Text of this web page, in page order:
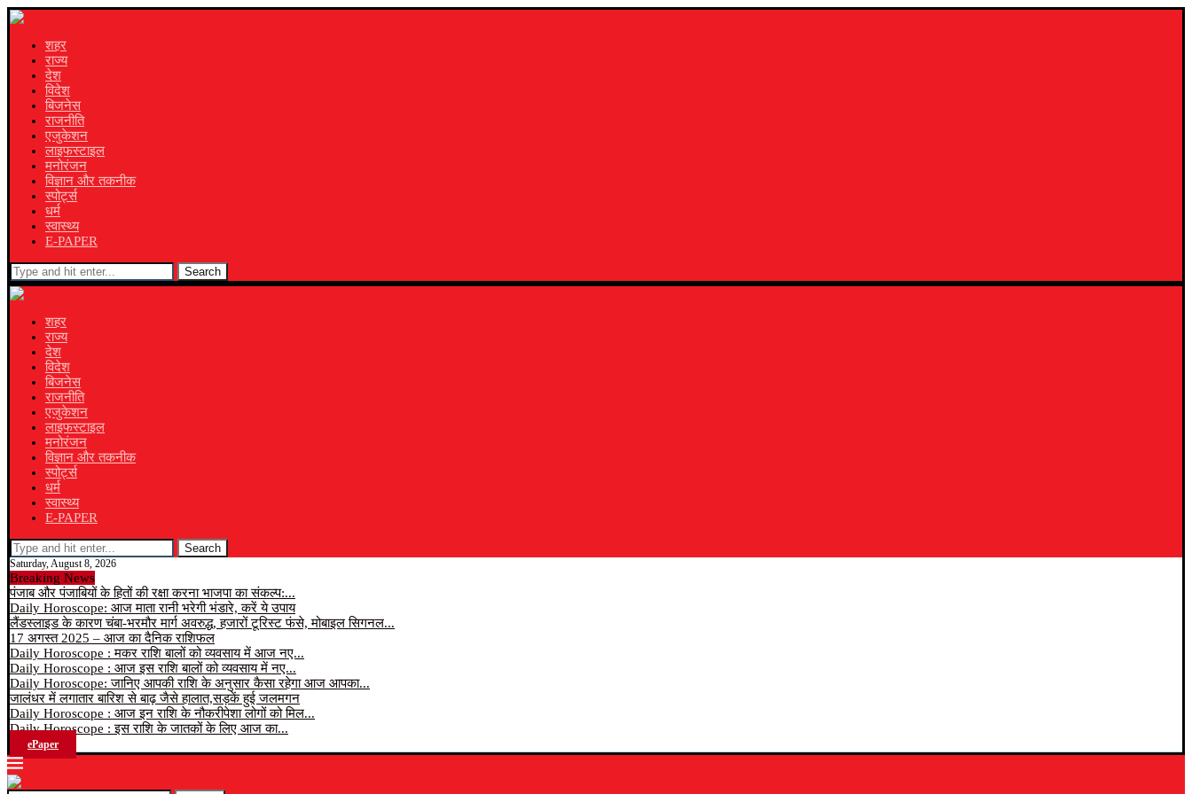
शहर
राज्य
देश
विदेश
बिजनेस
राजनीति
एजुकेशन
लाइफस्टाइल
मनोरंजन
विज्ञान और तकनीक
स्पोर्ट्स
धर्म
स्वास्थ्य
E-PAPER
Search
शहर
राज्य
देश
विदेश
बिजनेस
राजनीति
एजुकेशन
लाइफस्टाइल
मनोरंजन
विज्ञान और तकनीक
स्पोर्ट्स
धर्म
स्वास्थ्य
E-PAPER
Search
Saturday, August 8, 2026
Breaking News
पंजाब और पंजाबियों के हितों की रक्षा करना भाजपा का संकल्प:...
Daily Horoscope: आज माता रानी भरेगी भंडारे, करें ये उपाय
लैंडस्लाइड के कारण चंबा-भरमौर मार्ग अवरुद्ध, हजारों टूरिस्ट फंसे, मोबाइल सिगनल...
17 अगस्त 2025 – आज का दैनिक राशिफल
Daily Horoscope : मकर राशि बालों को व्यवसाय में आज नए...
Daily Horoscope : आज इस राशि बालों को व्यवसाय में नए...
Daily Horoscope: जानिए आपकी राशि के अनुसार कैसा रहेगा आज आपका...
जालंधर में लगातार बारिश से बाढ़ जैसे हालात,सड़कें हुई जलमगन
Daily Horoscope : आज इन राशि के नौकरीपेशा लोगों को मिल...
Daily Horoscope : इस राशि के जातकों के लिए आज का...
ePaper